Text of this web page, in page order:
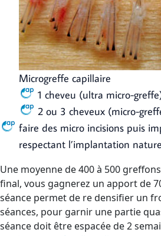
Microgreffe capillaire
1 cheveu (ultra micro-
2 ou 3 cheveux (micro-
faire des micro incisions puis
respectant l’implantation
Une moyenne de 400 à 500
final, vous gagnerez un apport de
séance permet de re densifier un
séances, pour garnir une partie
séance doit être espacée de 2